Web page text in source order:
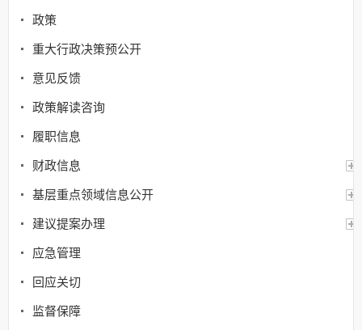
政策
重大行政决策预公开
意见反馈
政策解读咨询
履职信息
财政信息
基层重点领域信息公开
建议提案办理
应急管理
回应关切
监督保障